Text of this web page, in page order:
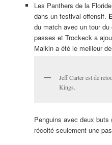
Les Panthers de la
dans un festival offensif.
du match avec un tour
passes et Trockeck a
Malkin a été le meilleur
Jeff Carter est de
Kings.
Penguins avec deux
récolté seulement une